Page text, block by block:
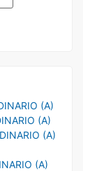
(A)
(A)
(A)
(A)